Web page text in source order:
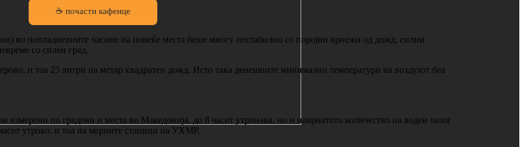
☕ почасти кафенце
во попладневните часови на повеќе места беше многу нестабилно со поројни врнежи од дожд, силни
со силен град.
и тоа 25 литри на метар квадратен дожд. Исто така денешните минимални температури на воздухот беа
по градови и места во Македонија, до 8 часот утринава, но и наврнатото количество на воден талог
утрово, и тоа на мерните станици на УХМР.